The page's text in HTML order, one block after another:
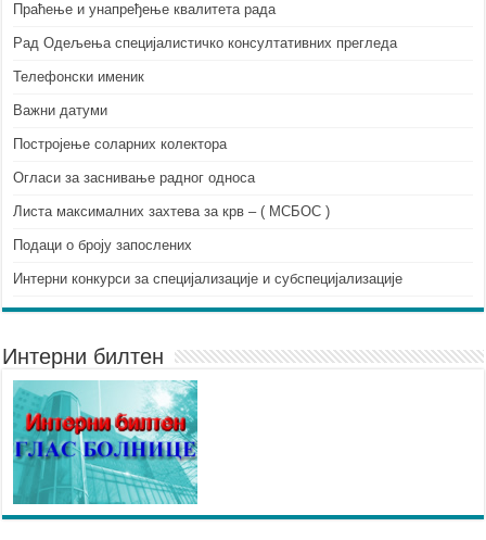
Праћење и унапређење квалитета рада
Рад Одељења специјалистичко консултативних прегледа
Телефонски именик
Важни датуми
Постројење соларних колектора
Огласи за заснивање радног односа
Листа максималних захтева за крв – ( МСБОС )
Подаци о броју запослених
Интерни конкурси за специјализације и субспецијализације
Интерни билтен